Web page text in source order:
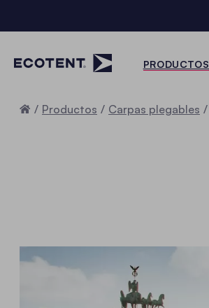
PRODUCTOS
Inicio
Productos Carpas plegables